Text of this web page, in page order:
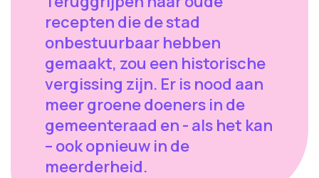
recepten die de stad
onbestuurbaar hebben
gemaakt, zou een historische
vergissing zijn. Er is nood aan
meer groene doeners in de
gemeenteraad en - als het kan
– ook opnieuw in de
meerderheid.